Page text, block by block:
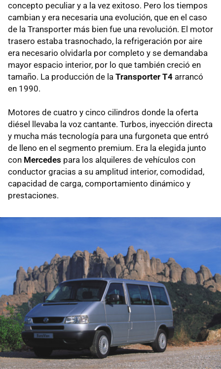
concepto peculiar y a la vez exitoso. Pero los tiempos
cambian y era necesaria una evolución, que en el caso
de la Transporter más bien fue una revolución. El motor
trasero estaba trasnochado, la refrigeración por aire
era necesario olvidarla por completo y se demandaba
mayor espacio interior, por lo que también creció en
tamaño. La producción de la Transporter T4 arrancó
en 1990.
Motores de cuatro y cinco cilindros donde la oferta
diésel llevaba la voz cantante. Turbos, inyección directa
y mucha más tecnología para una furgoneta que entró
de lleno en el segmento premium. Era la elegida junto
con Mercedes para los alquileres de vehículos con
conductor gracias a su amplitud interior, comodidad,
capacidad de carga, comportamiento dinámico y
prestaciones.